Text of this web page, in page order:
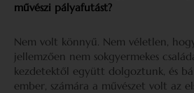
művészi pályafutást?
Nem volt könnyű. Nem véletlen,
jellemzően nem sokgyermekes
kezdetektől együtt dolgoztunk, és
ember, számára a művészet volt az